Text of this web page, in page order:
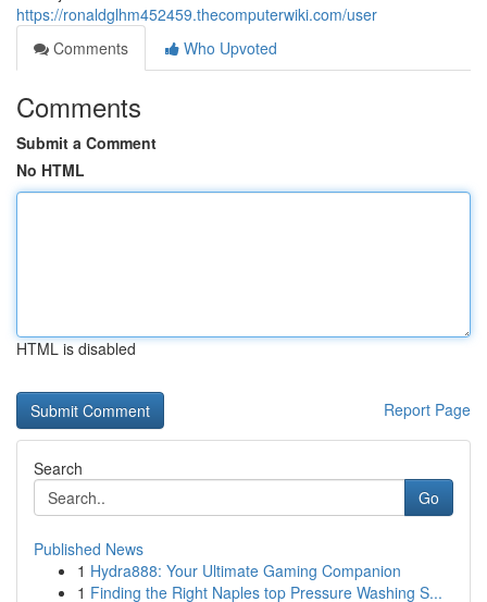
https://ronaldglhm452459.thecomputerwiki.com/user
Comments
Who Upvoted
Comments
Submit a Comment
No HTML
HTML is disabled
Report Page
Search
Go
Published News
1 Hydra888: Your Ultimate Gaming Companion
1 Finding the Right Naples top Pressure Washing S...